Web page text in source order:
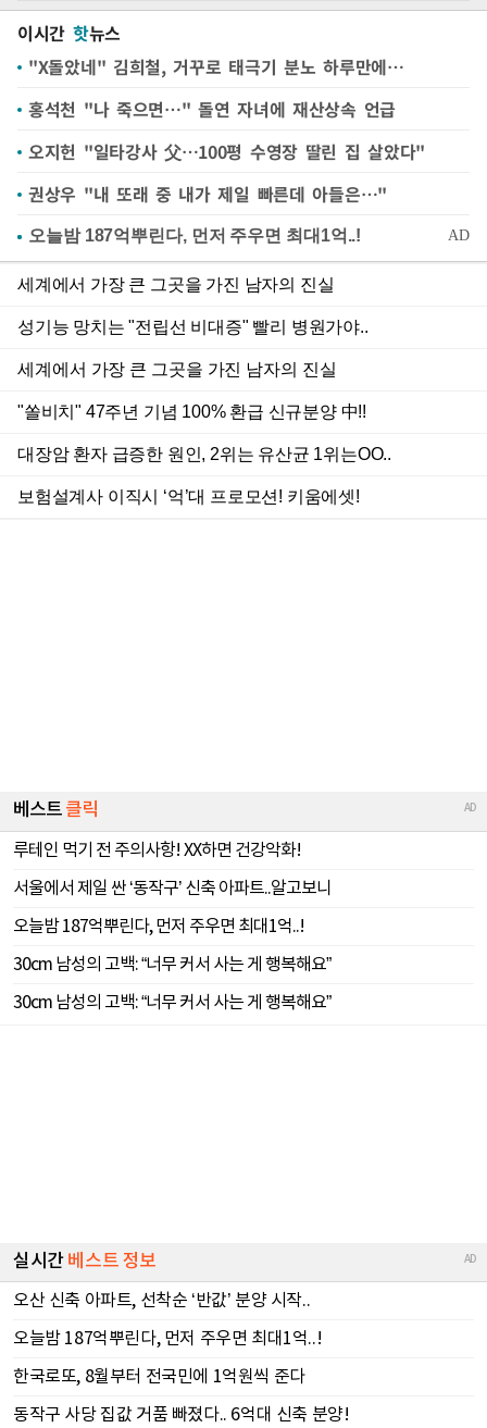
이시간 핫뉴스
"X돌았네" 김희철, 거꾸로 태극기 분노 하루만에…
홍석천 "나 죽으면…" 돌연 자녀에 재산상속 언급
오지헌 "일타강사 父…100평 수영장 딸린 집 살았다"
권상우 "내 또래 중 내가 제일 빠른데 아들은…"